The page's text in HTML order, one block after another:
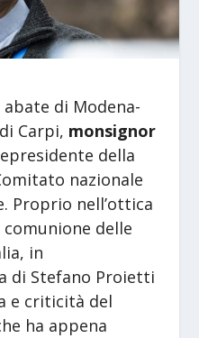
abate di Modena-
Carpi, monsignor
della
nazionale
Proprio nell’ottica
delle
in
di Stefano Proietti
e criticità del
ha appena